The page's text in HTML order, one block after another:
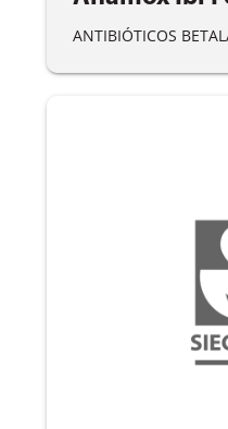
ANTIBIÓTICOS